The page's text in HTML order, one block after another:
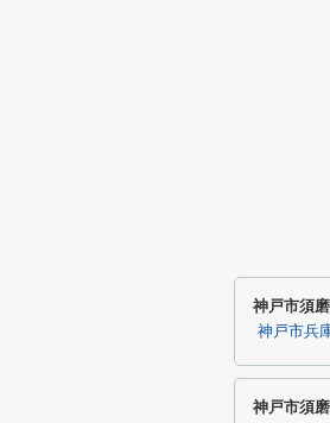
神戸市須
神戸市兵
神戸市須